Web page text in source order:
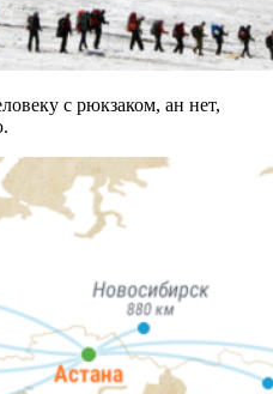
с рюкзаком, ан нет,